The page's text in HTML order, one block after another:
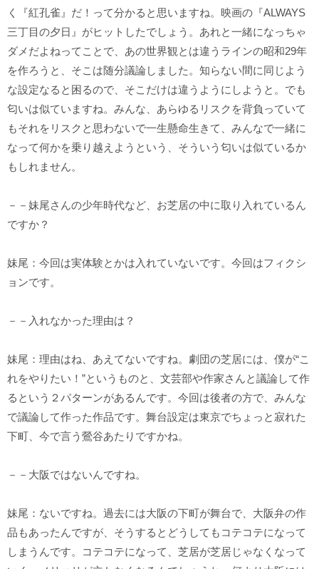
く『紅孔雀』だ！って分かると思いますね。映画の『ALWAYS
三丁目の夕日』がヒットしたでしょう。あれと一緒になっちゃ
ダメだよねってことで、あの世界観とは違うラインの昭和29年
を作ろうと、そこは随分議論しました。知らない間に同じよう
な設定なると困るので、そこだけは違うようにしようと。でも
匂いは似ていますね。みんな、あらゆるリスクを背負っていて
もそれをリスクと思わないで一生懸命生きて、みんなで一緒に
なって何かを乗り越えようという、そういう匂いは似ているか
もしれません。
－－妹尾さんの少年時代など、お芝居の中に取り入れているん
ですか？
妹尾：今回は実体験とかは入れていないです。今回はフィクシ
ョンです。
－－入れなかった理由は？
妹尾：理由はね、あえてないですね。劇団の芝居には、僕が“こ
れをやりたい！”というものと、文芸部や作家さんと議論して作
るという２パターンがあるんです。今回は後者の方で、みんな
で議論して作った作品です。舞台設定は東京でちょっと寂れた
下町、今で言う鶯谷あたりですかね。
－－大阪ではないんですね。
妹尾：ないですね。過去には大阪の下町が舞台で、大阪弁の作
品もあったんですが、そうするとどうしてもコテコテになって
しまうんです。コテコテになって、芝居が芝居じゃなくなって